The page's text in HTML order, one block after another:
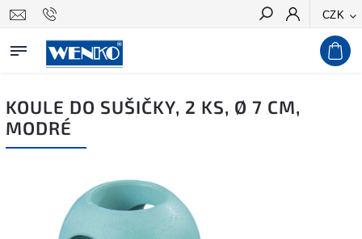
CZK
Hledat
KOULE DO SUŠIČKY, 2 KS, Ø 7 CM,
MODRÉ